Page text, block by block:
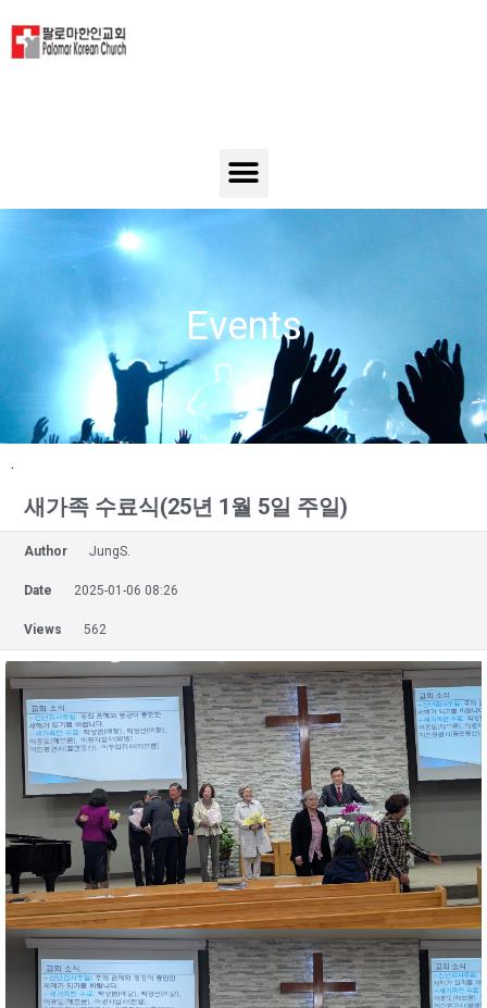
Events
.
새가족 수료식(25년 1월 5일 주일)
Author JungS.
Date 2025-01-06 08:26
Views 562